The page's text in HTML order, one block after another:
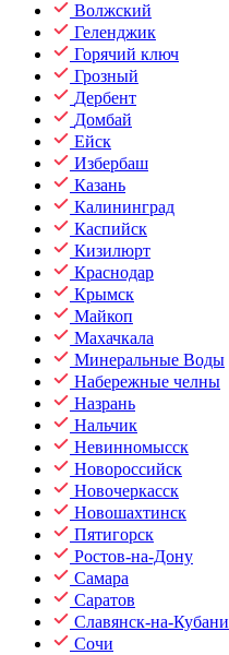
Волжский
Геленджик
Горячий ключ
Грозный
Дербент
Домбай
Ейск
Избербаш
Казань
Калининград
Каспийск
Кизилюрт
Краснодар
Крымск
Майкоп
Махачкала
Минеральные Воды
Набережные челны
Назрань
Нальчик
Невинномысск
Новороссийск
Новочеркасск
Новошахтинск
Пятигорск
Ростов-на-Дону
Самара
Саратов
Славянск-на-Кубани
Сочи